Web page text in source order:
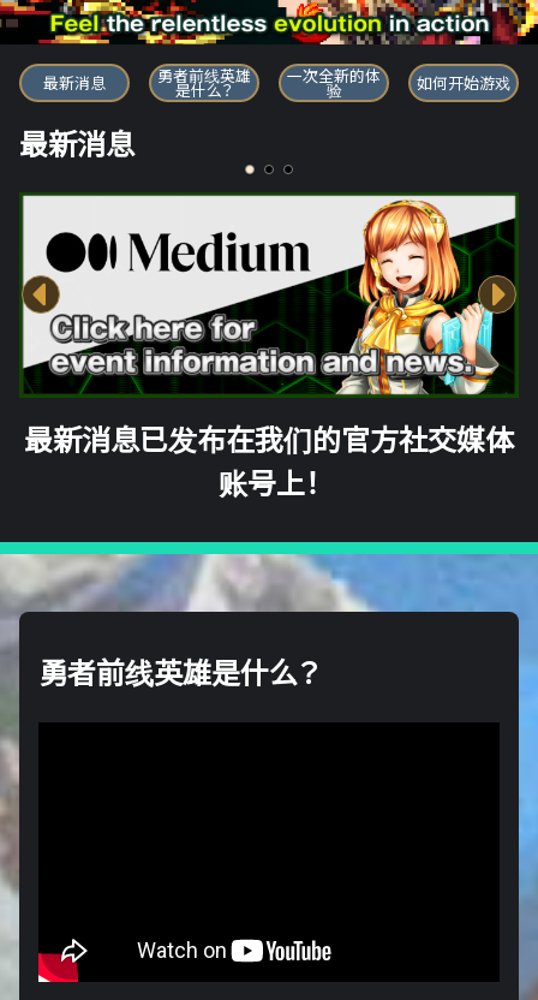
勇者前线英雄
最新消息 勇者前线英雄
是什么？
一次全新的体
验 如何开始游戏
最新消息
最新消息已发布在我们的官方社交媒体
账号上！
勇者前线英雄是什么？